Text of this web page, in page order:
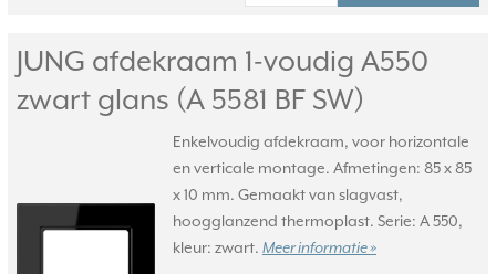
JUNG afdekraam 1-voudig A550
zwart glans (A 5581 BF SW)
Enkelvoudig afdekraam, voor horizontale
en verticale montage. Afmetingen: 85 x 85
x 10 mm. Gemaakt van slagvast,
hoogglanzend thermoplast. Serie: A 550,
kleur: zwart. Meer informatie »